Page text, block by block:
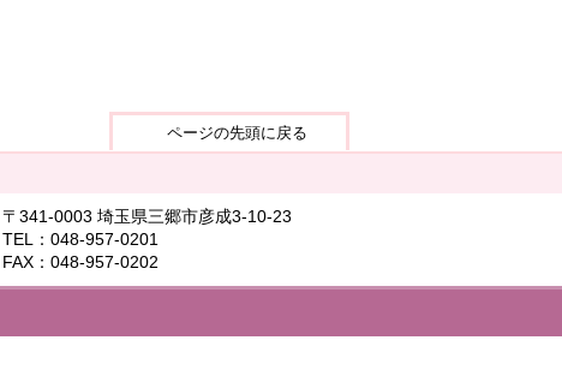
ページの先頭に戻る
〒341-0003 埼玉県三郷市彦成3-10-23
TEL：048-957-0201
FAX：048-957-0202